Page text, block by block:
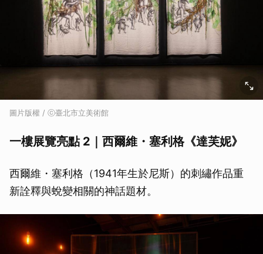
圖片版權 / ⓒ臺北市立美術館
一樓展覽亮點 2｜西爾維・塞利格《達芙妮》
西爾維・塞利格（1941年生於尼斯）的刺繡作品重
新詮釋與蛻變相關的神話題材。